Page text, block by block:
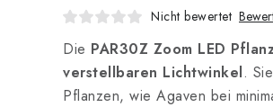
Nicht bewertet
Die PAR30Z Zoom LED
verstellbaren Lichtwinkel.
Pflanzen, wie Agaven bei